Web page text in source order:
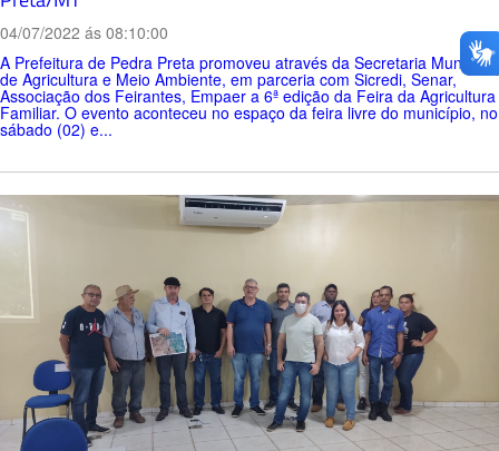
04/07/2022 ás 08:10:00
A Prefeitura de Pedra Preta promoveu através da Secretaria Municipal
de Agricultura e Meio Ambiente, em parceria com Sicredi, Senar,
Associação dos Feirantes, Empaer a 6ª edição da Feira da Agricultura
Familiar. O evento aconteceu no espaço da feira livre do município, no
sábado (02) e...